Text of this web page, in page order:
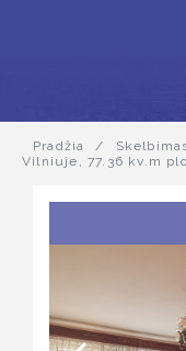
Pradžia /
Vilniuje, 77.36 kv.m